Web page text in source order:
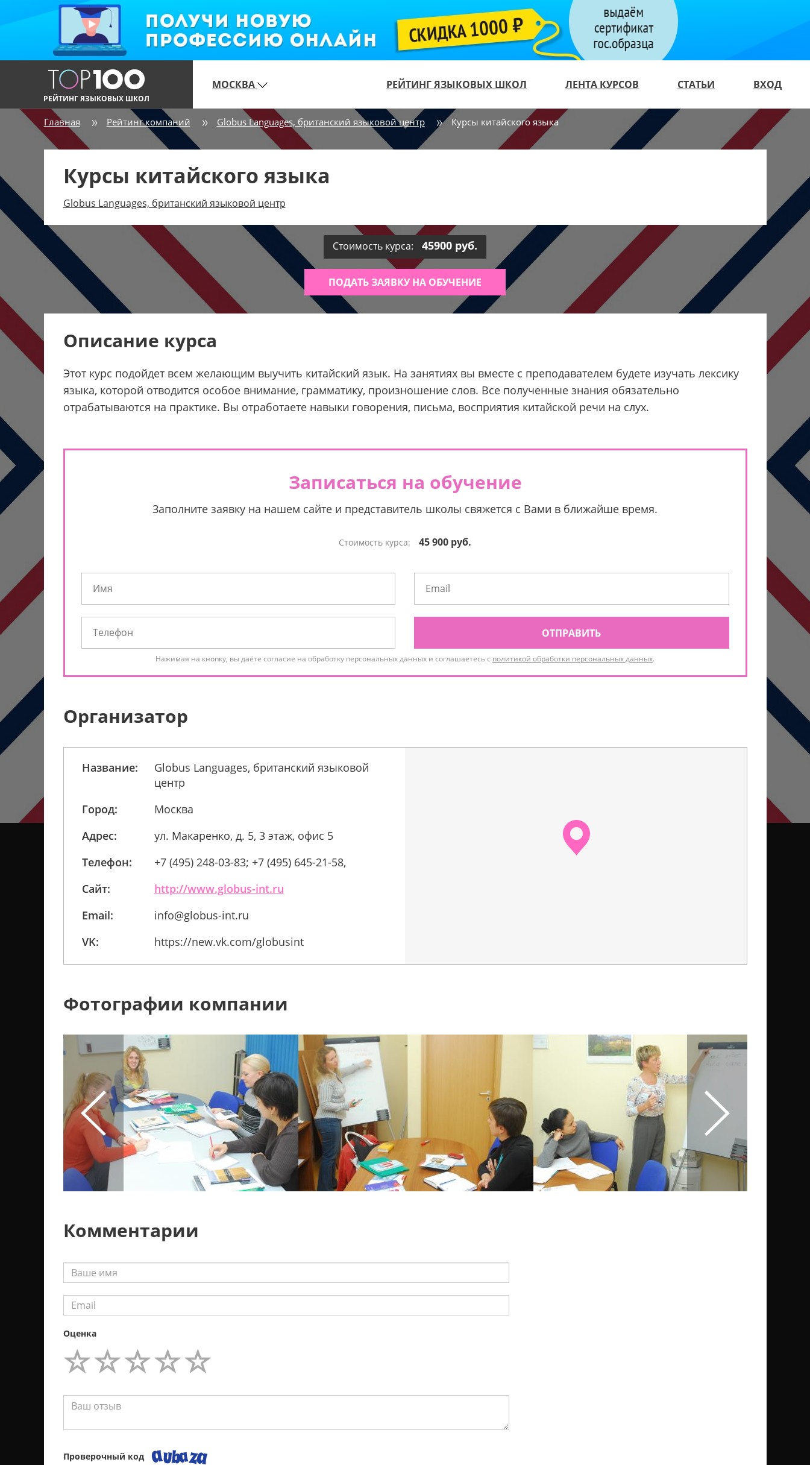
РЕЙТИНГ ЯЗЫКОВЫХ ШКОЛ
МОСКВА РЕЙТИНГ ЯЗЫКОВЫХ ШКОЛ ЛЕНТА КУРСОВ СТАТЬИ ВХОД
Главная Рейтинг компаний Globus Languages, британский языковой центр Курсы китайского языка
Курсы китайского языка
Globus Languages, британский языковой центр
Стоимость курса: 45900 руб.
ПОДАТЬ ЗАЯВКУ НА ОБУЧЕНИЕ
Описание курса
Этот курс подойдет всем желающим выучить китайский язык. На занятиях вы вместе с преподавателем будете изучать лексику
языка, которой отводится особое внимание, грамматику, произношение слов. Все полученные знания обязательно
отрабатываются на практике. Вы отработаете навыки говорения, письма, восприятия китайской речи на слух.
Записаться на обучение
Заполните заявку на нашем сайте и представитель школы свяжется с Вами в ближайше время.
Стоимость курса: 45 900 руб.
ОТПРАВИТЬ
Нажимая на кнопку, вы даёте согласие на обработку персональных данных и соглашаетесь с политикой обработки персональных данных.
Организатор
Название:
Globus Languages, британский языковой
центр
Город:
Москва
Адрес:
ул. Макаренко, д. 5, 3 этаж, офис 5
Телефон:
+7 (495) 248-03-83; +7 (495) 645-21-58,
Сайт:
http://www.globus-int.ru
Email:
info@globus-int.ru
VK:
https://new.vk.com/globusint
Фотографии компании
Комментарии
Оценка
Проверочный код